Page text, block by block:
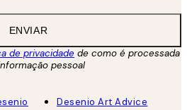
ENVIAR
de privacidade de como é processada
pessoal
Desenio Art Advice